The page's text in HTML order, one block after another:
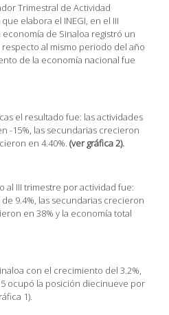
Trimestral de Actividad
que elabora el INEGI, en el III
de Sinaloa registró un
al mismo periodo del año
de la economía nacional fue
el resultado fue: las actividades
-15%, las secundarias crecieron
en 4.40%. (ver gráfica 2).
al III trimestre por actividad fue:
9.4%, las secundarias crecieron
en 38% y la economía total
con el crecimiento del 3.2%,
ocupó la posición diecinueve por
1).